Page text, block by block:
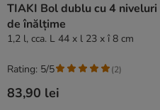
TIAKI Bol dublu cu 4 niveluri
de înălțime
1,2 l, cca. L 44 x l 23 x î 8 cm
83,90 lei
Rating: 5/5 (2)